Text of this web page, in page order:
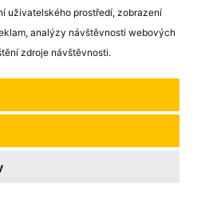
uživatelského prostředí, zobrazení
analýzy návštěvnosti webových
zdroje návštěvnosti.